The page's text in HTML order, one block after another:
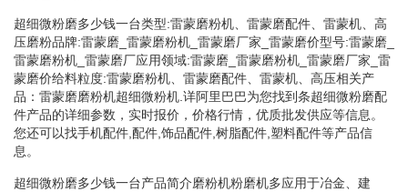
超细微粉磨多少钱一台类型:雷蒙磨粉机、雷蒙磨配件、雷蒙机、高
压磨粉品牌:雷蒙磨_雷蒙磨粉机_雷蒙磨厂家_雷蒙磨价型号:雷蒙磨_
雷蒙磨粉机_雷蒙磨厂应用领域:雷蒙磨_雷蒙磨粉机_雷蒙磨厂家_雷
蒙磨价给料粒度:雷蒙磨粉机、雷蒙磨配件、雷蒙机、高压相关产
品：雷蒙磨磨粉机超细微粉机.详阿里巴巴为您找到条超细微粉磨配
件产品的详细参数，实时报价，价格行情，优质批发供应等信息。
您还可以找手机配件,配件,饰品配件,树脂配件,塑料配件等产品信
息。
超细微粉磨多少钱一台产品简介磨粉机粉磨机多应用于冶金、建